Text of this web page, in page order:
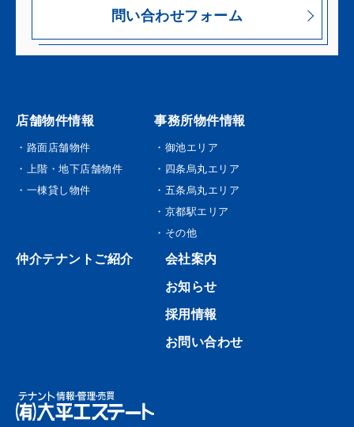
問い合わせフォーム
店舗物件情報
・路面店舗物件
・上階・地下店舗物件
・一棟貸し物件
事務所物件情報
・御池エリア
・四条烏丸エリア
・五条烏丸エリア
・京都駅エリア
・その他
仲介テナントご紹介
会社案内
お知らせ
採用情報
お問い合わせ